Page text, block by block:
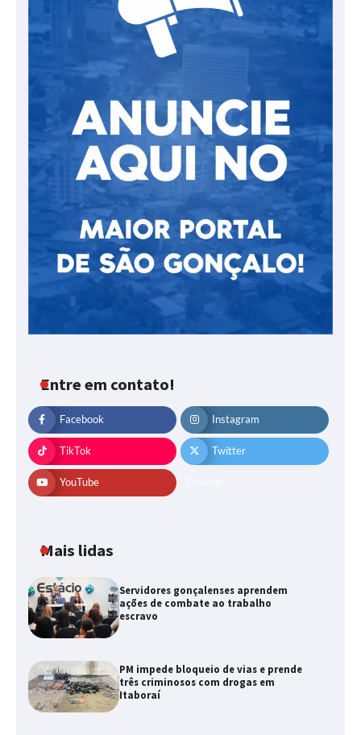
Entre em contato!
Facebook Instagram
TikTok Twitter
YouTube
Mais lidas
Servidores gonçalenses aprendem
ações de combate ao trabalho
escravo
PM impede bloqueio de vias e prende
três criminosos com drogas em
Itaboraí